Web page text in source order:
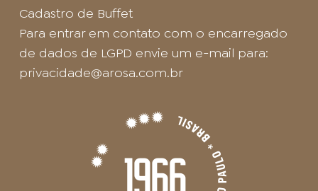
Cadastro de Buffet
Para entrar em contato com o encarregado
de dados de LGPD envie um e-mail para:
privacidade@arosa.com.br